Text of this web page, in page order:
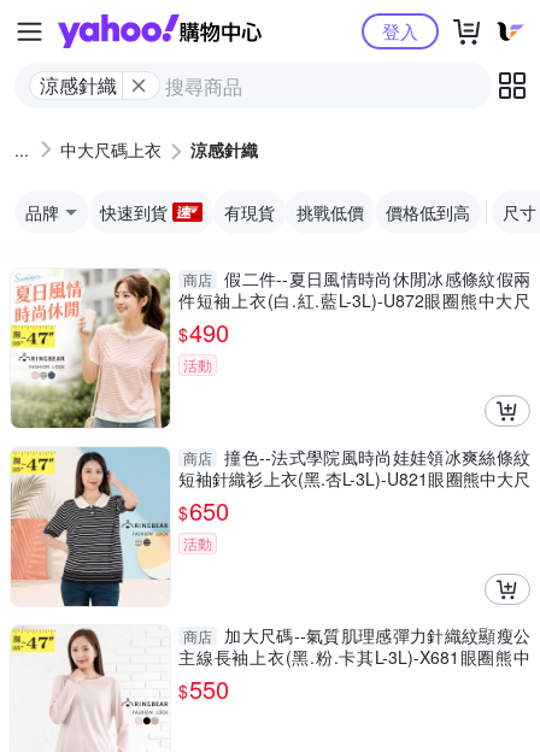
Yahoo購物中心
涼感針織
登入
中大尺碼上衣 涼感針織
品牌 快速到貨 有現貨 挑戰低價 價格低到高 尺寸
商店 假二件--夏日風情時尚休閒冰感條紋假兩
件短袖上衣(白.紅.藍L-3L)-U872眼圈熊中大尺
碼
$490
活動
商店 撞色--法式學院風時尚娃娃領冰爽絲條紋
短袖針織衫上衣(黑.杏L-3L)-U821眼圈熊中大尺
碼
$650
活動
商店
加大尺碼--氣質肌理感彈力針織紋顯瘦公
主線長袖上衣(黑.粉.卡其L-3L)-X681眼圈熊中
大尺碼
$550